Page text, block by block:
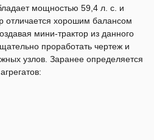
мощностью 59,4 л. с. и
хорошим балансом
мини-трактор из данного
проработать чертеж и
узлов. Заранее определяется